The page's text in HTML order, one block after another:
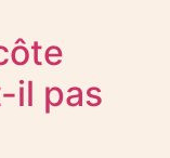
il pas